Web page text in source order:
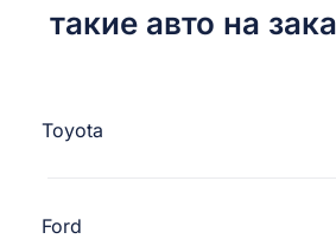
такие авто на
Toyota
Ford